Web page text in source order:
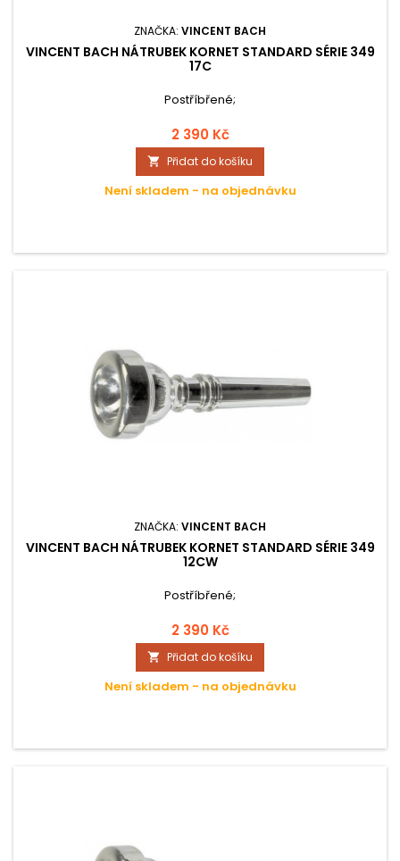
ZNAČKA: VINCENT BACH
VINCENT BACH NÁTRUBEK KORNET STANDARD SÉRIE 349
17C
Postříbřené;
2 390 Kč
 Přidat do košíku
Není skladem - na objednávku
ZNAČKA: VINCENT BACH
VINCENT BACH NÁTRUBEK KORNET STANDARD SÉRIE 349
12CW
Postříbřené;
2 390 Kč
 Přidat do košíku
Není skladem - na objednávku